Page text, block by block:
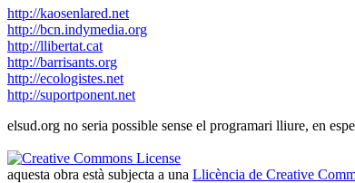
http://kaosenlared.net
http://bcn.indymedia.org
http://llibertat.cat
http://barrisants.org
http://ecologistes.net
http://suportponent.net
elsud.org no seria possible sense el programari lliure, en
aquesta obra està subjecta a una Llicència de Creative